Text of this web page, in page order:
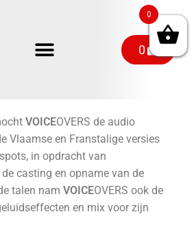
0
VOICEOVERS de audio
Vlaamse en Franstalige versies
in opdracht van
casting en opname van de
talen nam VOICEOVERS ook de
en mix voor zijn
0